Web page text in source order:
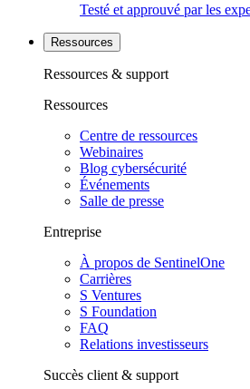
Testé et approuvé par les
Ressources
Ressources & support
Ressources
Centre de ressources
Webinaires
Blog cybersécurité
Événements
Salle de presse
Entreprise
À propos de SentinelOne
Carrières
S Ventures
S Foundation
FAQ
Relations investisseurs
Succès client & support